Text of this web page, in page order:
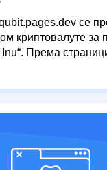
се
криптовалуте за
Према